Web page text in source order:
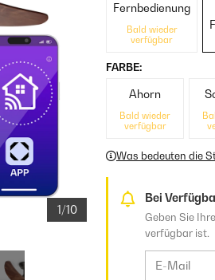
1/10
Fernbedienung
Bald wieder
verfügbar
FARBE:
Ahorn
Bald wieder
verfügbar
Was bedeuten die
Bei
Geben Sie
verfügbar ist.